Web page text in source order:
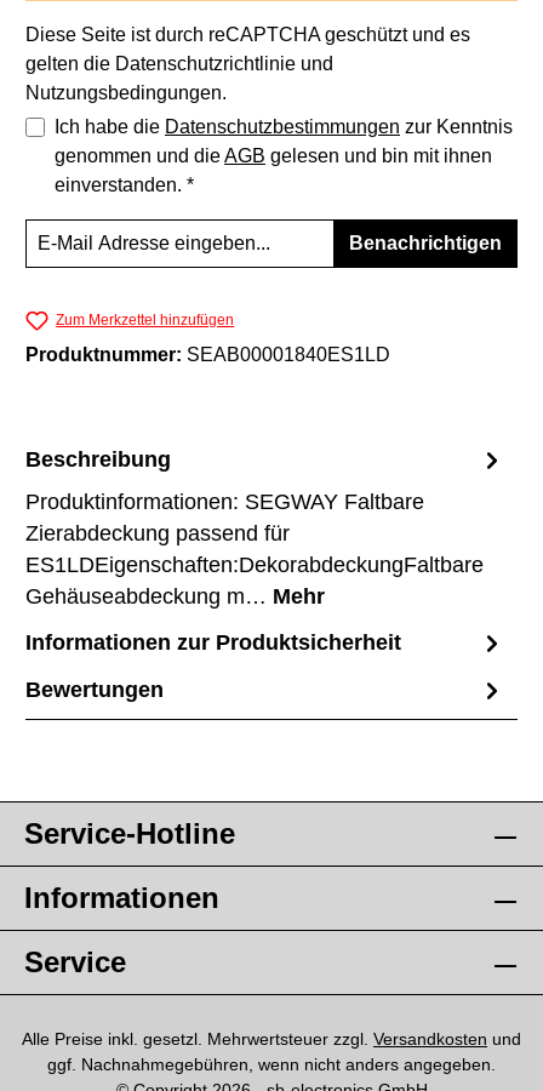
Diese Seite ist durch reCAPTCHA geschützt und es
gelten die Datenschutzrichtlinie und
Nutzungsbedingungen.
Ich habe die Datenschutzbestimmungen zur Kenntnis
genommen und dieAGB gelesen und bin mit ihnen
einverstanden. *
Benachrichtigen
Zum Merkzettel hinzufügen
Produktnummer: SEAB00001840ES1LD
Beschreibung
Produktinformationen: SEGWAY Faltbare
Zierabdeckung passend für
ES1LDEigenschaften:DekorabdeckungFaltbare
Gehäuseabdeckung m… Mehr
Informationen zur Produktsicherheit
Bewertungen
Service-Hotline
Informationen
Service
Alle Preise inkl. gesetzl. Mehrwertsteuer zzgl. Versandkosten und
ggf. Nachnahmegebühren, wenn nicht anders angegeben.